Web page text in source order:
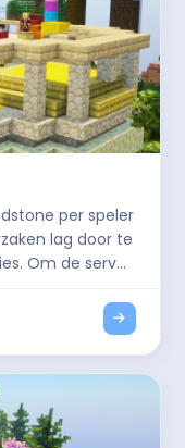
lag door te
Om de server
meetelt, wat